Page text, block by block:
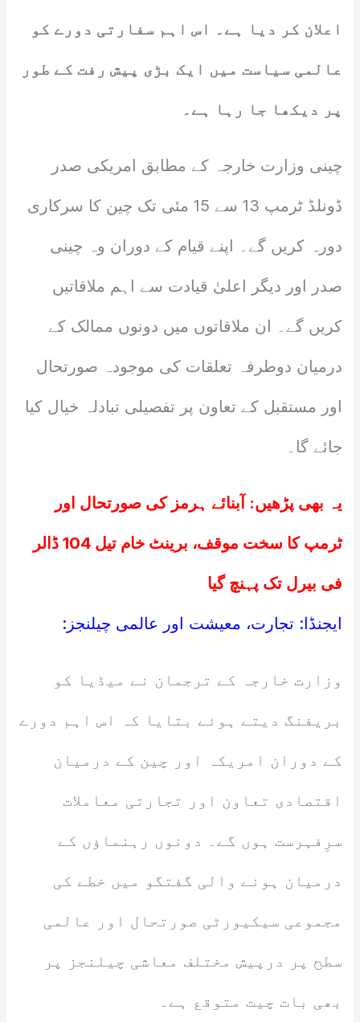
اعلان کر دیا ہے۔ اس اہم سفارتی دورے کو
عالمی سیاست میں ایک بڑی پیش رفت کے طور
پر دیکھا جا رہا ہے۔
چینی وزارت خارجہ کے مطابق امریکی صدر
ڈونلڈ ٹرمپ 13 سے 15 مئی تک چین کا سرکاری
دورہ کریں گے۔ اپنے قیام کے دوران وہ چینی
صدر اور دیگر اعلیٰ قیادت سے اہم ملاقاتیں
کریں گے۔ ان ملاقاتوں میں دونوں ممالک کے
درمیان دوطرفہ تعلقات کی موجودہ صورتحال
اور مستقبل کے تعاون پر تفصیلی تبادلہ خیال کیا
جائے گا۔
یہ بھی پڑھیں: آبنائے ہرمز کی صورتحال اور
ٹرمپ کا سخت موقف، برینٹ خام تیل 104 ڈالر
فی بیرل تک پہنچ گیا
ایجنڈا: تجارت، معیشت اور عالمی چیلنجز:
وزارت خارجہ کے ترجمان نے میڈیا کو
بریفنگ دیتے ہوئے بتایا کہ اس اہم دورے
کے دوران امریکہ اور چین کے درمیان
اقتصادی تعاون اور تجارتی معاملات
سرِفہرست ہوں گے۔ دونوں رہنماؤں کے
درمیان ہونے والی گفتگو میں خطے کی
مجموعی سیکیورٹی صورتحال اور عالمی
سطح پر درپیش مختلف معاشی چیلنجز پر
بھی بات چیت متوقع ہے۔